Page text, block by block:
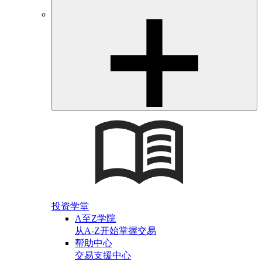
投资学堂
A至Z学院
从A-Z开始掌握交易
帮助中心
交易支援中心